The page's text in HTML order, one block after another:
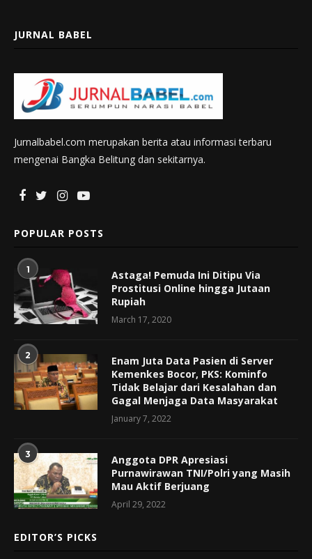
JURNAL BABEL
Jurnalbabel.com merupakan berita atau informasi terbaru
mengenai Bangka Belitung dan sekitarnya.
POPULAR POSTS
1
Astaga! Pemuda Ini Ditipu Via
Prostitusi Online hingga Jutaan
Rupiah
March 17, 2020
2
Enam Juta Data Pasien di Server
Kemenkes Bocor, PKS: Kominfo
Tidak Belajar dari Kesalahan dan
Gagal Menjaga Data Masyarakat
January 7, 2022
3
Anggota DPR Apresiasi
Purnawirawan TNI/Polri yang Masih
Mau Aktif Berjuang
April 29, 2022
EDITOR’S PICKS